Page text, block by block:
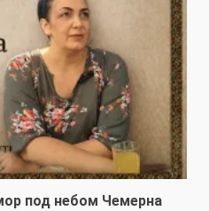
под небом Чемерна